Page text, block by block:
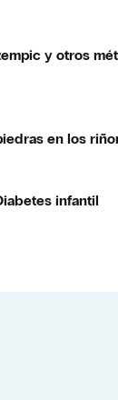
y otros
en los
infantil